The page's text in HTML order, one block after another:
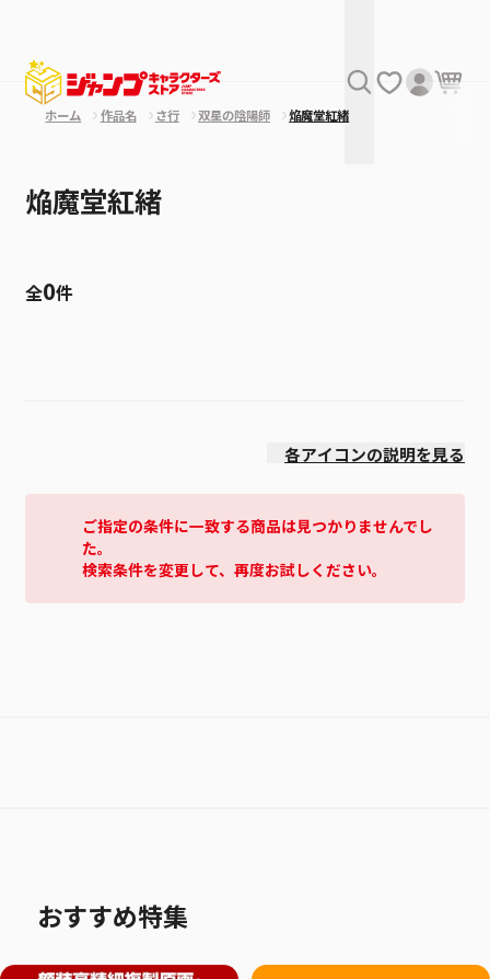
ホーム 作品名 さ行 双星の陰陽師 焔魔堂紅緒
焔魔堂紅緒
全0件
各アイコンの説明を見る
ご指定の条件に一致する商品は見つかりませんでし
た。
検索条件を変更して、再度お試しください。
おすすめ特集